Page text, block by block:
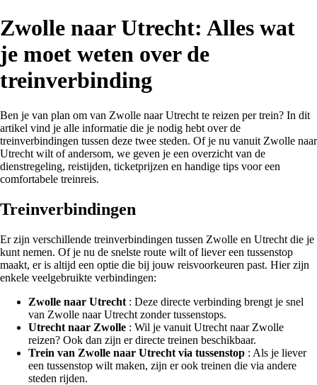
Zwolle naar Utrecht: Alles wat
je moet weten over de
treinverbinding
Ben je van plan om van Zwolle naar Utrecht te reizen per trein? In dit
artikel vind je alle informatie die je nodig hebt over de
treinverbindingen tussen deze twee steden. Of je nu vanuit Zwolle naar
Utrecht wilt of andersom, we geven je een overzicht van de
dienstregeling, reistijden, ticketprijzen en handige tips voor een
comfortabele treinreis.
Treinverbindingen
Er zijn verschillende treinverbindingen tussen Zwolle en Utrecht die je
kunt nemen. Of je nu de snelste route wilt of liever een tussenstop
maakt, er is altijd een optie die bij jouw reisvoorkeuren past. Hier zijn
enkele veelgebruikte verbindingen:
Zwolle naar Utrecht : Deze directe verbinding brengt je snel
van Zwolle naar Utrecht zonder tussenstops.
Utrecht naar Zwolle : Wil je vanuit Utrecht naar Zwolle
reizen? Ook dan zijn er directe treinen beschikbaar.
Trein van Zwolle naar Utrecht via tussenstop : Als je liever
een tussenstop wilt maken, zijn er ook treinen die via andere
steden rijden.